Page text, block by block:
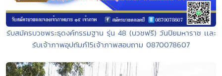
รับสมัครบวชพระธุดงค์กรรมฐาน รุ่น 48 (บวชฟรี) วันปิยมหาราช เเละ
รับเจ้าภาพอุปถัมภ์15เจ้าภาพสอบถาม 0870078607